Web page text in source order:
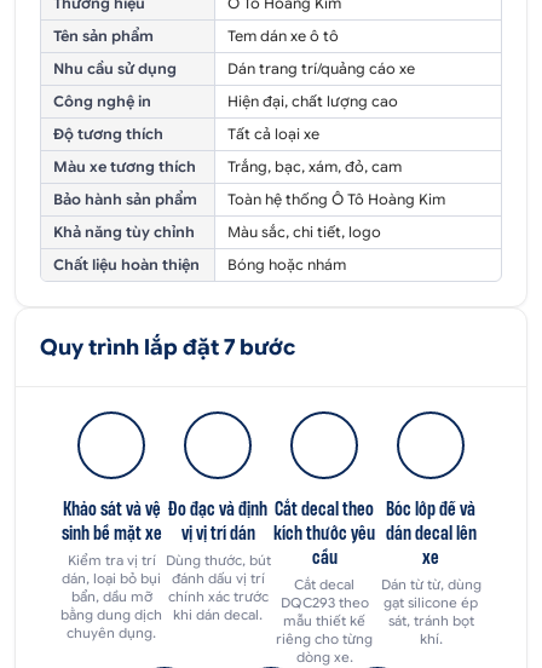
Tên sản phẩm
Tem dán xe ô tô
Nhu cầu sử dụng
Dán trang trí/quảng cáo xe
Công nghệ in
Hiện đại, chất lượng cao
Độ tương thích
Tất cả loại xe
Màu xe tương thích
Trắng, bạc, xám, đỏ, cam
Bảo hành sản phẩm
Toàn hệ thống Ô Tô Hoàng Kim
Khả năng tùy chỉnh
Màu sắc, chi tiết, logo
Chất liệu hoàn thiện
Bóng hoặc nhám
Quy trình lắp đặt 7 bước
Khảo sát và vệ
sinh bề mặt xe
Kiểm tra vị trí
dán, loại bỏ bụi
bẩn, dầu mỡ
bằng dung dịch
chuyên dụng.
Đo đạc và định
vị vị trí dán
Dùng thước, bút
đánh dấu vị trí
chính xác trước
khi dán decal.
Cắt decal theo
kích thước yêu
cầu
Cắt decal
DQC293 theo
mẫu thiết kế
riêng cho từng
dòng xe.
Bóc lớp đế và
dán decal lên
xe
Dán từ từ, dùng
gạt silicone ép
sát, tránh bọt
khí.